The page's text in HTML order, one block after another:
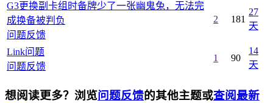
G3更换副卡组时备牌少了一张幽鬼兔，无法完
成换备被判负
问题反馈
2 181
27
天
Link问题
问题反馈
1 90
14
天
想阅读更多？浏览问题反馈的其他主题或查阅最新